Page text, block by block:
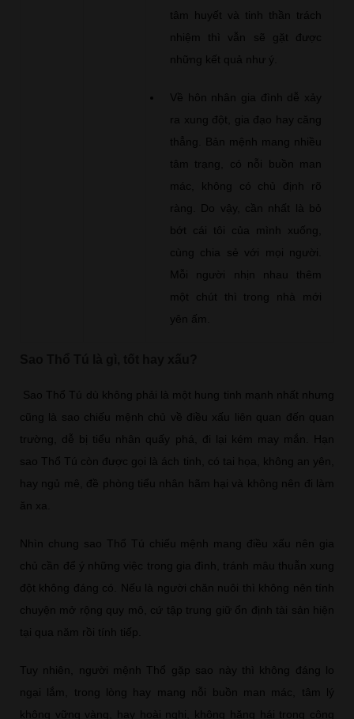
tâm huyết và tinh thần trách
nhiệm thì vẫn sẽ gặt được
những kết quả như ý.
Về hôn nhân gia đình dễ xảy
ra xung đột, gia đạo hay căng
thẳng. Bản mệnh mang nhiều
tâm trạng, có nỗi buồn man
mác, không có chủ định rõ
ràng. Do vậy, cần nhất là bỏ
bớt cái tôi của mình xuống,
cùng chia sẻ với mọi người.
Mỗi người nhịn nhau thêm
một chút thì trong nhà mới
yên ấm.
Sao Thổ Tú dù không phải là một hung tinh mạnh nhất nhưng
cũng là sao chiếu mệnh chủ về điều xấu liên quan đến quan
trường, dễ bị tiểu nhân quấy phá, đi lại kém may mắn. Hạn
sao Thổ Tú còn được gọi là ách tinh, có tai họa, không an yên,
hay ngủ mê, đề phòng tiểu nhân hãm hại và không nên đi làm
ăn xa.
Nhìn chung sao Thổ Tú chiếu mệnh mang điều xấu nên gia
chủ cần để ý những việc trong gia đình, tránh mâu thuẫn xung
đột không đáng có. Nếu là người chăn nuôi thì không nên tính
chuyện mở rộng quy mô, cứ tập trung giữ ổn định tài sản hiện
tại qua năm rồi tính tiếp.
Tuy nhiên, người mệnh Thổ gặp sao này thì không đáng lo
ngại lắm, trong lòng hay mang nỗi buồn man mác, tâm lý
không vững vàng, hay hoài nghi, không hăng hái trong công